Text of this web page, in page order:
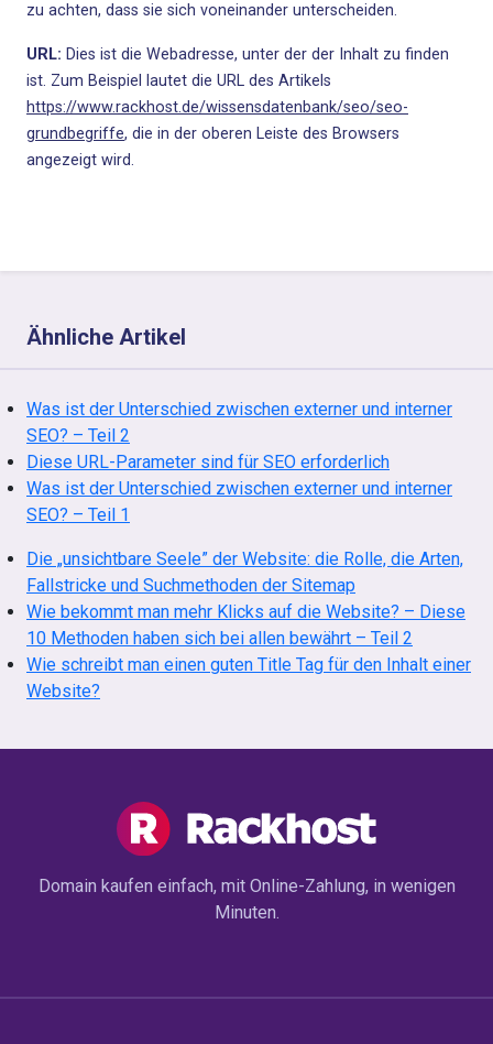
zu achten, dass sie sich voneinander unterscheiden.
URL: Dies ist die Webadresse, unter der der Inhalt zu finden
ist. Zum Beispiel lautet die URL des Artikels
https://www.rackhost.de/wissensdatenbank/seo/seo-
grundbegriffe, die in der oberen Leiste des Browsers
angezeigt wird.
Ähnliche Artikel
Was ist der Unterschied zwischen externer und interner
SEO? – Teil 2
Diese URL-Parameter sind für SEO erforderlich
Was ist der Unterschied zwischen externer und interner
SEO? – Teil 1
Die „unsichtbare Seele” der Website: die Rolle, die Arten,
Fallstricke und Suchmethoden der Sitemap
Wie bekommt man mehr Klicks auf die Website? – Diese
10 Methoden haben sich bei allen bewährt – Teil 2
Wie schreibt man einen guten Title Tag für den Inhalt einer
Website?
Domain kaufen einfach, mit Online-Zahlung, in wenigen
Minuten.